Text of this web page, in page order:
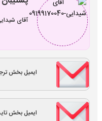
آقای
ایمیل بخش
ایمیل بخش